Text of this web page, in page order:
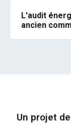
L'audit
ancien
Un projet